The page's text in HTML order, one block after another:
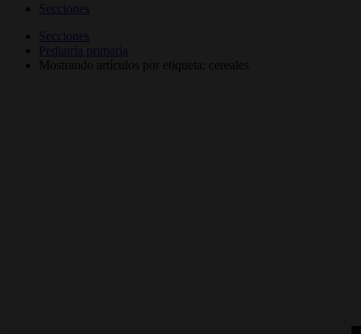
Secciones
Secciones
Pediatría primaria
Mostrando artículos por etiqueta: cereales